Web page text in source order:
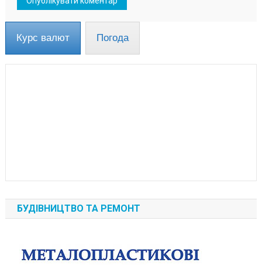
Курс валют Погода
БУДІВНИЦТВО ТА РЕМОНТ